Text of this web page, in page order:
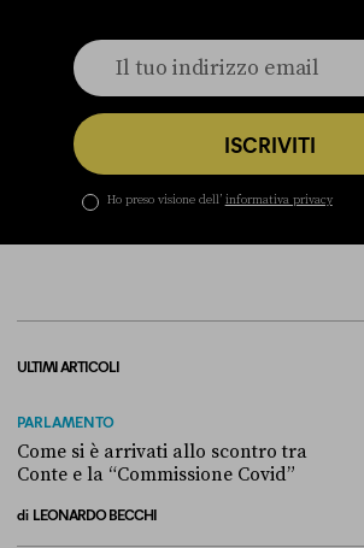
ISCRIVITI
Ho preso visione dell’ informativa privacy
ULTIMI ARTICOLI
PARLAMENTO
Come si è arrivati allo scontro tra
Conte e la “Commissione Covid”
di LEONARDO BECCHI